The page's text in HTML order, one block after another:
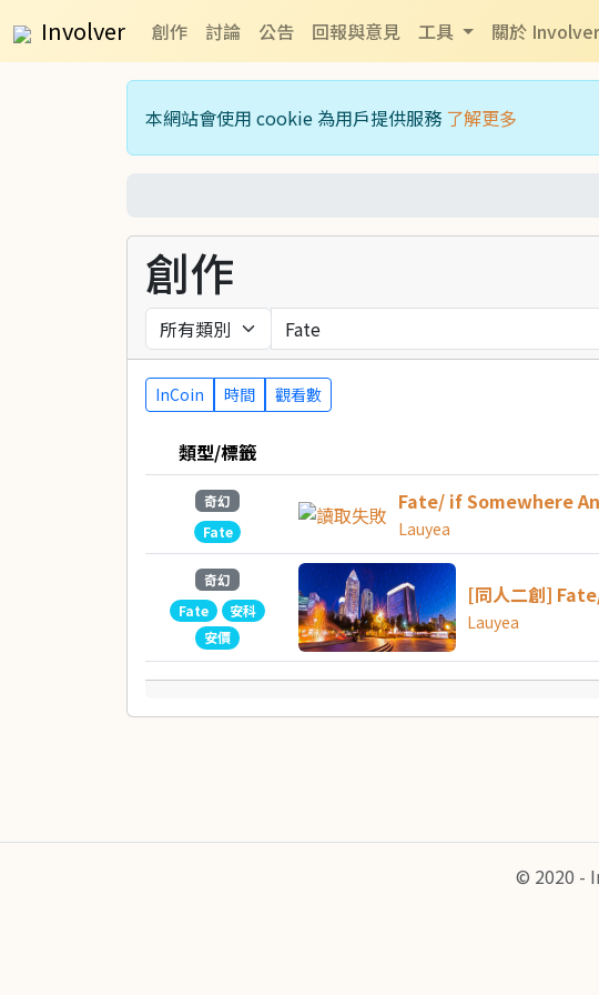
Involver 創作 討論 公告 回報與意見 工具 關於 Involver
本網站會使用 cookie 為用戶提供服務 了解更多
創作
InCoin 時間 觀看數
類型/標籤
奇幻
Fate
Fate/ if Somewhere
Lauyea
奇幻
Fate
安科
安價
[同人二創]
Lauyea
© 2020 -